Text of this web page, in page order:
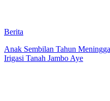
Berita
Anak Sembilan Tahun
Irigasi Tanah Jambo Aye